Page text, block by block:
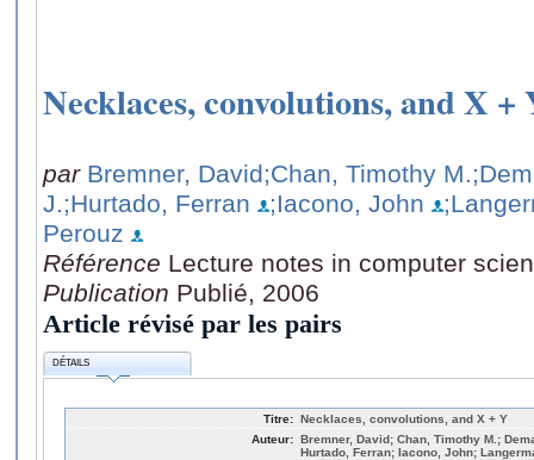
Necklaces, convolutions, and X +
par Bremner, David;Chan, Timothy M.
J.;Hurtado, Ferran ;Iacono, John
Perouz
Référence Lecture notes in computer
Publication Publié, 2006
Article révisé par les pairs
DÉTAILS
Titre: Necklaces, convolutions, and X + Y
Auteur: Bremner, David; Chan, Timothy M.;
Hurtado, Ferran; Iacono, John;